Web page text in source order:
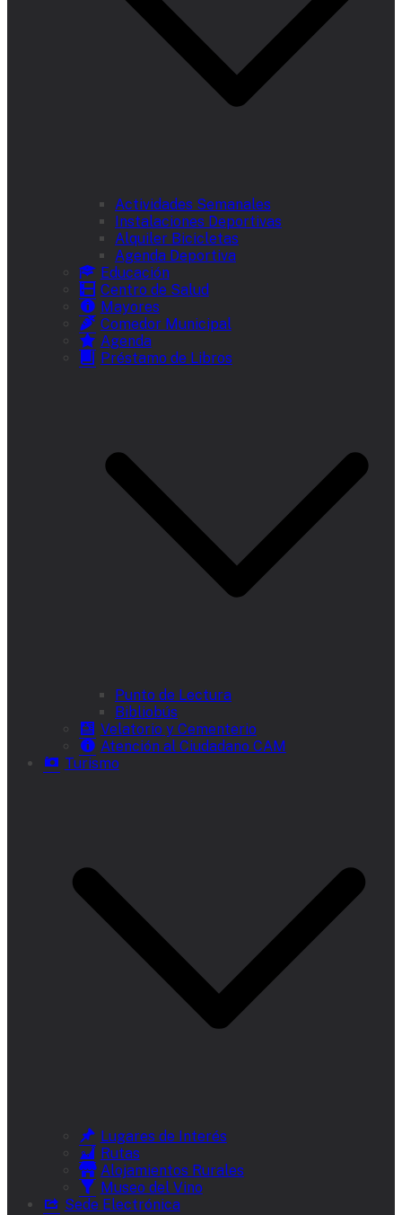
Actividades Semanales
Instalaciones Deportivas
Alquiler Bicicletas
Agenda Deportiva
Educación
Centro de Salud
Mayores
Comedor Municipal
Agenda
Préstamo de Libros
Punto de Lectura
Bibliobús
Velatorio y Cementerio
Atención al Ciudadano CAM
Turismo
Lugares de Interés
Rutas
Alojamientos Rurales
Museo del Vino
Sede Electrónica